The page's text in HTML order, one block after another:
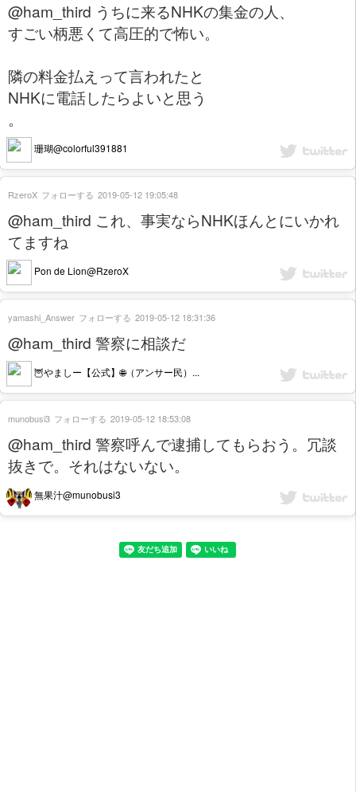
@ham_third うちに来るNHKの集金の人、
すごい柄悪くて高圧的で怖い。
隣の料金払えって言われたと
NHKに電話したらよいと思う
。
珊瑚@colorful391881
@ham_third これ、事実ならNHKほんとにいかれ
てますね
Pon de Lion@RzeroX
RzeroX フォローする 2019-05-12 19:05:48
@ham_third 警察に相談だ
🦉やましー【公式】🌐（アンサー民）...
yamashi_Answer フォローする 2019-05-12 18:31:36
@ham_third 警察呼んで逮捕してもらおう。冗談
抜きで。それはないない。
無果汁@munobusi3
munobusi3 フォローする 2019-05-12 18:53:08